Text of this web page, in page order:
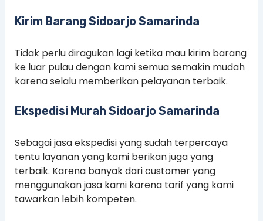
Kirim Barang Sidoarjo Samarinda
Tidak perlu diragukan lagi ketika mau kirim barang
ke luar pulau dengan kami semua semakin mudah
karena selalu memberikan pelayanan terbaik.
Ekspedisi Murah Sidoarjo Samarinda
Sebagai jasa ekspedisi yang sudah terpercaya
tentu layanan yang kami berikan juga yang
terbaik. Karena banyak dari customer yang
menggunakan jasa kami karena tarif yang kami
tawarkan lebih kompeten.